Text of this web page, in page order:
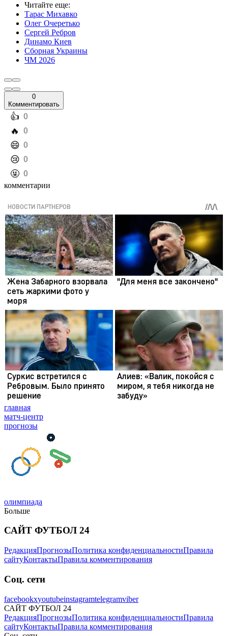
Читайте еще:
Тарас Михавко
Олег Очеретько
Сергей Ребров
Динамо Киев
Сборная Украины
ЧМ 2026
0
Комментировать
️👍 0
️🔥 0
️😄 0
️😢 0
️🤬 0
комментарии
главная
матч-центр
прогнозы
олимпиада
Больше
САЙТ ФУТБОЛ 24
РедакцияПрогнозыПолитика конфиденциальностиПравила
сайтуКонтактыПравила комментирования
Соц. сети
facebookxyoutubeinstagramtelegramviber
САЙТ ФУТБОЛ 24
РедакцияПрогнозыПолитика конфиденциальностиПравила
сайтуКонтактыПравила комментирования